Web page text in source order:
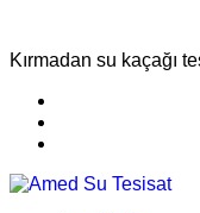
Kırmadan su kaçağı